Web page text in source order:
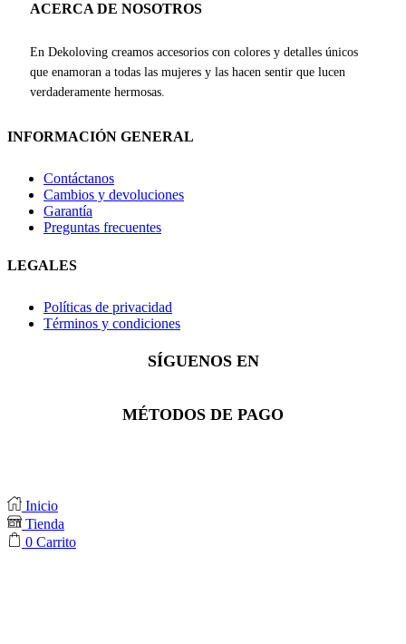
ACERCA DE NOSOTROS
En Dekoloving creamos accesorios con colores y detalles únicos
que enamoran a todas las mujeres y las hacen sentir que lucen
verdaderamente hermosas.
INFORMACIÓN GENERAL
Contáctanos
Cambios y devoluciones
Garantía
Preguntas frecuentes
LEGALES
Políticas de privacidad
Términos y condiciones
SÍGUENOS EN
Facebook
Instagram
Whatsapp
MÉTODOS DE PAGO
Inicio
Tienda
0 Carrito